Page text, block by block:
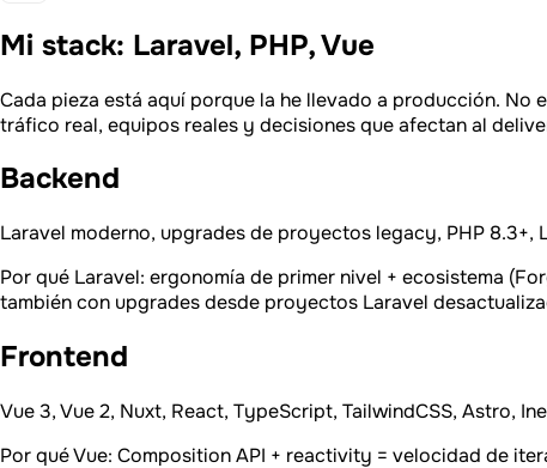
Mi stack: Laravel, PHP, Vue
Cada pieza está aquí porque la he llevado a producción.
tráfico real, equipos reales y decisiones que afectan al
Backend
Laravel moderno, upgrades de proyectos legacy, PHP 8.3+,
Por qué Laravel: ergonomía de primer nivel + ecosistema
también con upgrades desde proyectos Laravel
Frontend
Vue 3, Vue 2, Nuxt, React, TypeScript, TailwindCSS, Astro,
Por qué Vue: Composition API + reactivity = velocidad de